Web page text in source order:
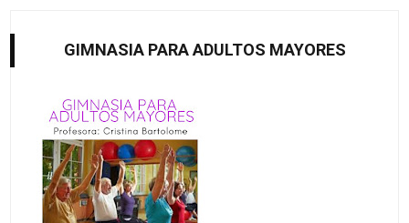
GIMNASIA PARA ADULTOS MAYORES